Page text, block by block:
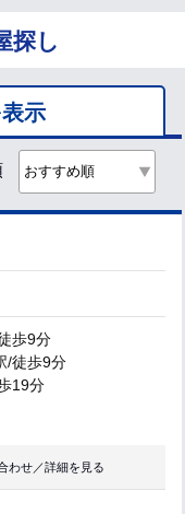
探し
示
歩9分
/徒歩9分
19分
わせ／詳細を見る